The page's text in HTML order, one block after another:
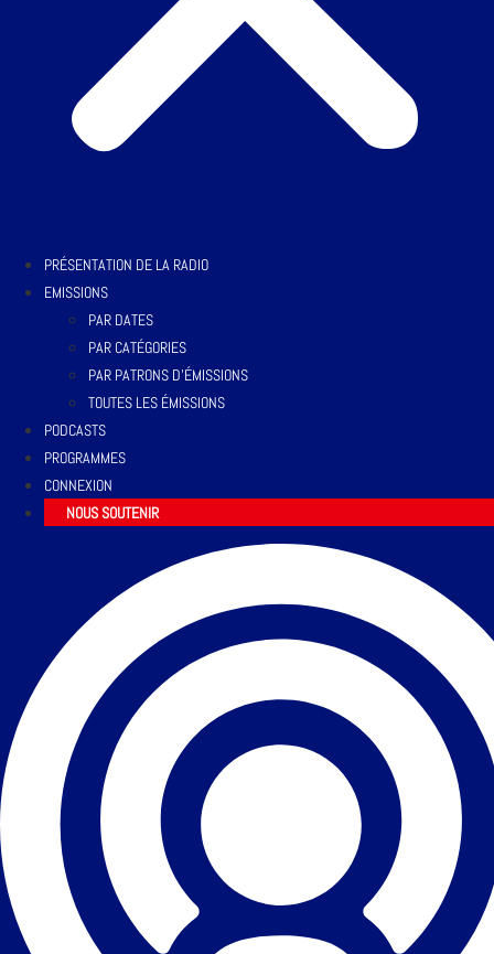
PRÉSENTATION DE LA RADIO
EMISSIONS
PAR DATES
PAR CATÉGORIES
PAR PATRONS D’ÉMISSIONS
TOUTES LES ÉMISSIONS
PODCASTS
PROGRAMMES
CONNEXION
NOUS SOUTENIR